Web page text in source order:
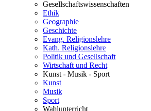
Gesellschaftswissenschaften
Ethik
Geographie
Geschichte
Evang. Religionslehre
Kath. Religionslehre
Politik und Gesellschaft
Wirtschaft und Recht
Kunst - Musik - Sport
Kunst
Musik
Sport
Wahlunterricht